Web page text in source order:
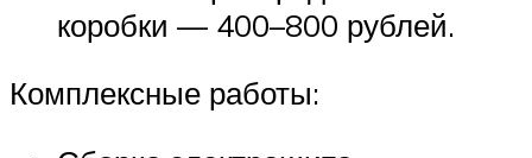
коробки — 400–800 рублей.
Комплексные работы: